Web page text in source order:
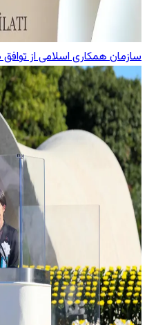
سازمان همکاری اسلامی از